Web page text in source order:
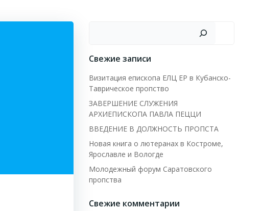
Свежие записи
Визитация епископа ЕЛЦ ЕР в Кубанско-
Таврическое пропство
ЗАВЕРШЕНИЕ СЛУЖЕНИЯ
АРХИЕПИСКОПА ПАВЛА ПЕЦЦИ
ВВЕДЕНИЕ В ДОЛЖНОСТЬ ПРОПСТА
Новая книга о лютеранах в Костроме,
Ярославле и Вологде
Молодежный форум Саратовского
пропства
Свежие комментарии